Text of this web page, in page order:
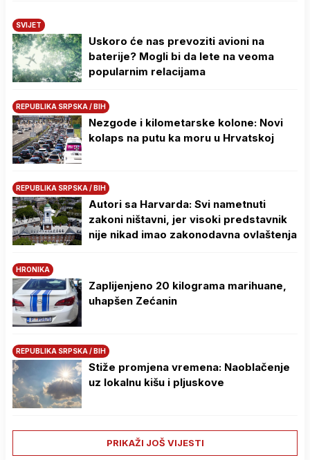
SVIJET
Uskoro će nas prevoziti avioni na
baterije? Mogli bi da lete na veoma
popularnim relacijama
REPUBLIKA SRPSKA / BIH
Nezgode i kilometarske kolone: Novi
kolaps na putu ka moru u Hrvatskoj
REPUBLIKA SRPSKA / BIH
Autori sa Harvarda: Svi nametnuti
zakoni ništavni, jer visoki predstavnik
nije nikad imao zakonodavna ovlaštenja
HRONIKA
Zaplijenjeno 20 kilograma marihuane,
uhapšen Zećanin
REPUBLIKA SRPSKA / BIH
Stiže promjena vremena: Naoblačenje
uz lokalnu kišu i pljuskove
PRIKAŽI JOŠ VIJESTI